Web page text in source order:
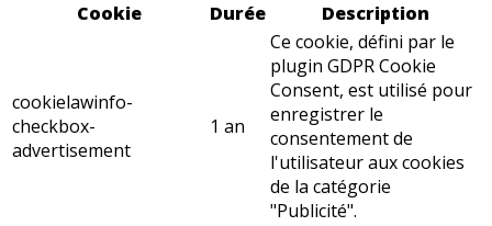
Cookie
Durée Description
cookielawinfo-
checkbox-
advertisement
1 an
Ce cookie, défini par le
plugin GDPR Cookie
Consent, est utilisé pour
enregistrer le
consentement de
l'utilisateur aux cookies
de la catégorie
"Publicité".